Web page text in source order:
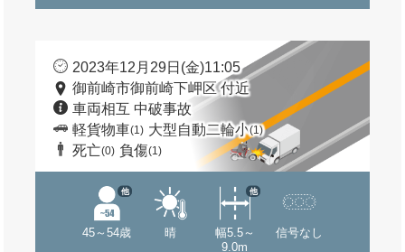
2023年12月29日(金)11:05
御前崎市御前崎下岬区 付近
車両相互 中破事故
軽貨物車(1) 大型自動二輪小(1)
死亡(0) 負傷(1)
45～54歳
他
晴
幅5.5～
9.0m
他
信号なし